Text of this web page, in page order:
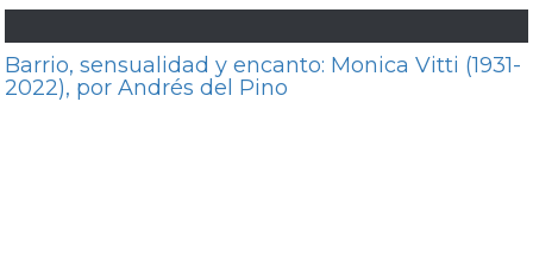
Barrio, sensualidad y encanto: Monica Vitti (1931-
2022), por Andrés del Pino